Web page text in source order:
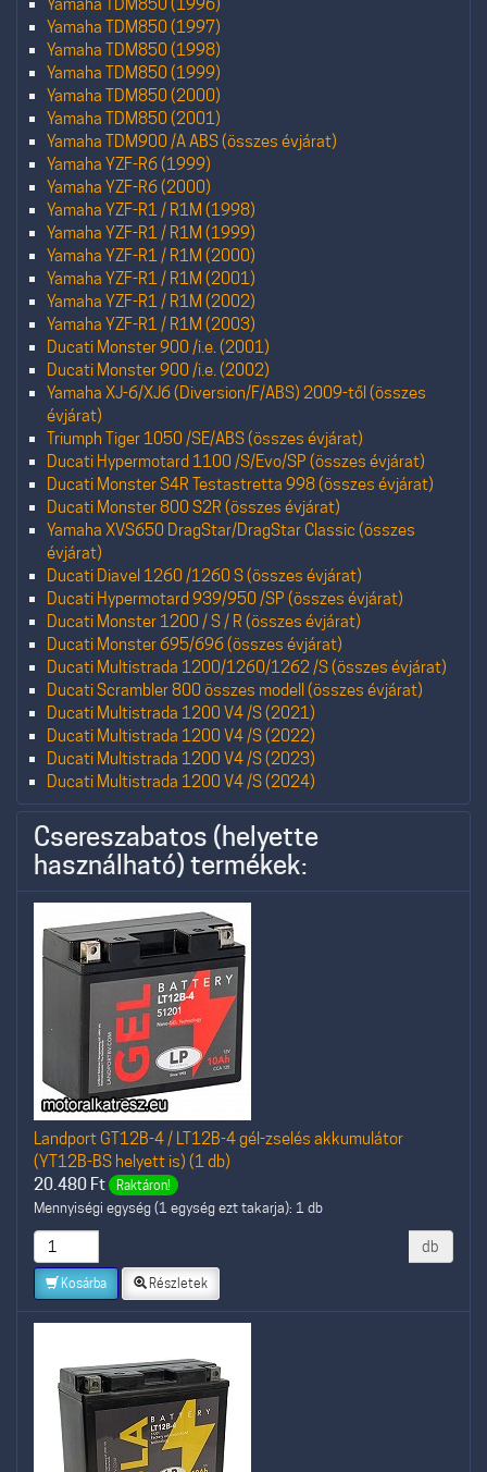
Yamaha TDM850 (1997)
Yamaha TDM850 (1998)
Yamaha TDM850 (1999)
Yamaha TDM850 (2000)
Yamaha TDM850 (2001)
Yamaha TDM900 /A ABS (összes évjárat)
Yamaha YZF-R6 (1999)
Yamaha YZF-R6 (2000)
Yamaha YZF-R1 / R1M (1998)
Yamaha YZF-R1 / R1M (1999)
Yamaha YZF-R1 / R1M (2000)
Yamaha YZF-R1 / R1M (2001)
Yamaha YZF-R1 / R1M (2002)
Yamaha YZF-R1 / R1M (2003)
Ducati Monster 900 /i.e. (2001)
Ducati Monster 900 /i.e. (2002)
Yamaha XJ-6/XJ6 (Diversion/F/ABS) 2009-től (összes
évjárat)
Triumph Tiger 1050 /SE/ABS (összes évjárat)
Ducati Hypermotard 1100 /S/Evo/SP (összes évjárat)
Ducati Monster S4R Testastretta 998 (összes évjárat)
Ducati Monster 800 S2R (összes évjárat)
Yamaha XVS650 DragStar/DragStar Classic (összes
évjárat)
Ducati Diavel 1260 /1260 S (összes évjárat)
Ducati Hypermotard 939/950 /SP (összes évjárat)
Ducati Monster 1200 / S / R (összes évjárat)
Ducati Monster 695/696 (összes évjárat)
Ducati Multistrada 1200/1260/1262 /S (összes évjárat)
Ducati Scrambler 800 összes modell (összes évjárat)
Ducati Multistrada 1200 V4 /S (2021)
Ducati Multistrada 1200 V4 /S (2022)
Ducati Multistrada 1200 V4 /S (2023)
Ducati Multistrada 1200 V4 /S (2024)
Csereszabatos (helyette
használható) termékek:
Landport GT12B-4 / LT12B-4 gél-zselés akkumulátor
(YT12B-BS helyett is) (1 db)
20.480 Ft Raktáron!
Mennyiségi egység (1 egység ezt takarja): 1 db
db
Kosárba Részletek